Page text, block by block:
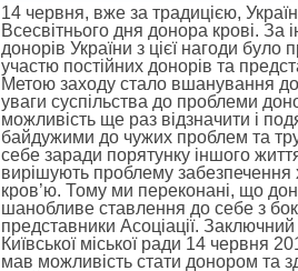
14 червня, вже за традицією,
Всесвітнього дня донора крові. За
донорів України з цієї нагоди
участю постійних донорів та
Метою заходу стало вшанування
уваги суспільства до проблеми
можливість ще раз відзначити і
байдужими до чужих проблем та
себе заради порятунку іншого
вирішують проблему забезпечення
кров’ю. Тому ми переконані, що
шанобливе ставлення до себе з
представники Асоціації. Заключний
Київської міської ради 14 червня
мав можливість стати донором та